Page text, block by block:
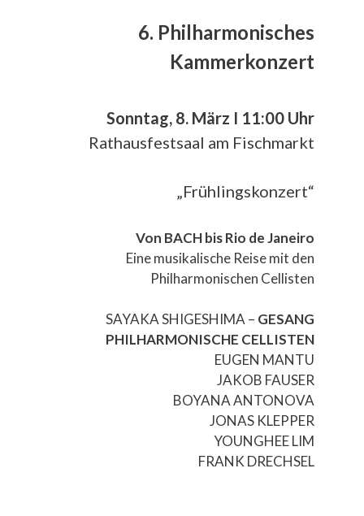
6. Philharmonisches
Kammerkonzert
Sonntag, 8. März I 11:00 Uhr
Rathausfestsaal am Fischmarkt
„Frühlingskonzert“
Von BACH bis Rio de Janeiro
Eine musikalische Reise mit den
Philharmonischen Cellisten
SAYAKA SHIGESHIMA – GESANG
PHILHARMONISCHE CELLISTEN
EUGEN MANTU
JAKOB FAUSER
BOYANA ANTONOVA
JONAS KLEPPER
YOUNGHEE LIM
FRANK DRECHSEL